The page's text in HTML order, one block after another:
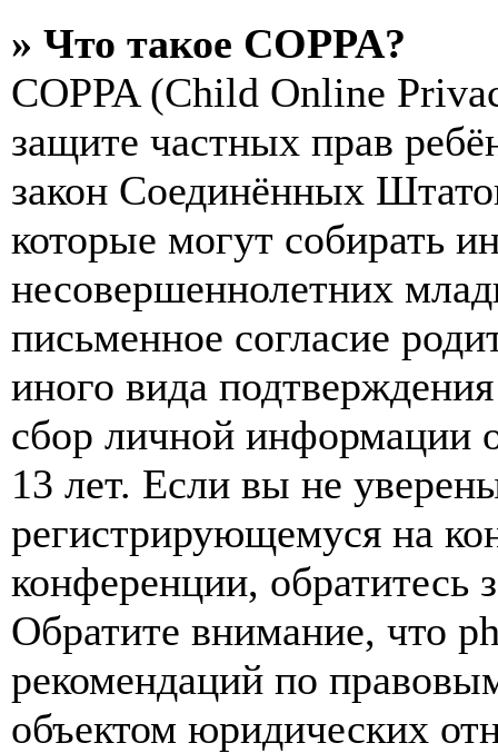
» Что такое COPPA?
COPPA (Child Online
защите частных прав
закон Соединённых
которые могут собирать
несовершеннолетних
письменное согласие
иного вида
сбор личной информации
13 лет. Если вы не
регистрирующемуся на
конференции, обратитесь
Обратите внимание, что
рекомендаций по
объектом юридических